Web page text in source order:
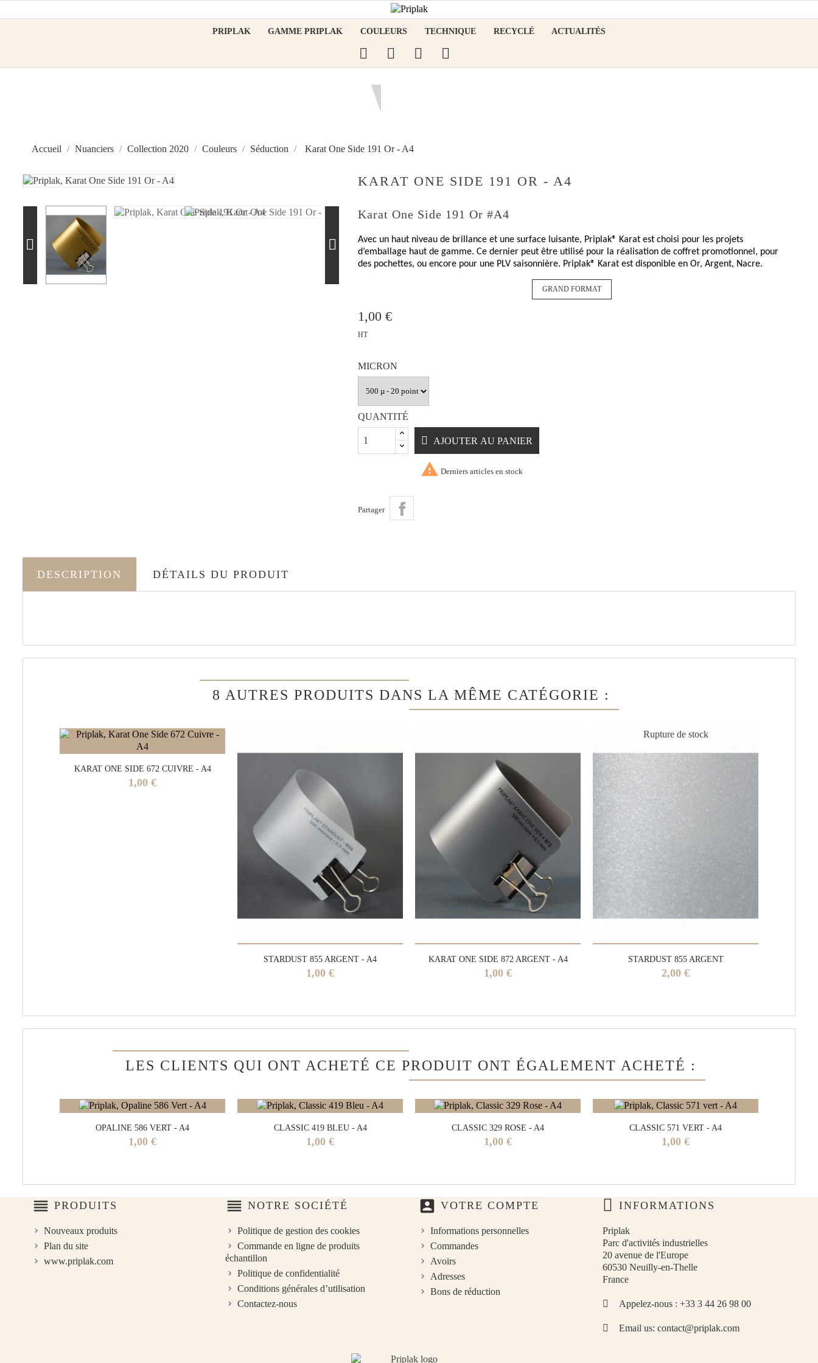
PRIPLAK GAMME PRIPLAK COULEURS TECHNIQUE RECYCLÉ ACTUALITÉS
Accueil Nuanciers Collection 2020 Couleurs Séduction Karat One Side 191 Or - A4
KARAT ONE SIDE 191 OR - A4
Karat One Side 191 Or #A4
Avec un haut niveau de brillance et une surface luisante, Priplak® Karat est choisi pour les projets
d’emballage haut de gamme. Ce dernier peut être utilisé pour la réalisation de coffret promotionnel, pour
des pochettes, ou encore pour une PLV saisonnière. Priplak® Karat est disponible en Or, Argent, Nacre.
GRAND FORMAT
1,00 €
HT
MICRON
QUANTITÉ
AJOUTER AU PANIER
 Derniers articles en stock
Partager
DESCRIPTION DÉTAILS DU PRODUIT
8 AUTRES PRODUITS DANS LA MÊME CATÉGORIE :
KARAT ONE SIDE 672 CUIVRE - A4
Prix
1,00 €
STARDUST 855 ARGENT - A4
Prix
1,00 €
KARAT ONE SIDE 872 ARGENT - A4
Prix
1,00 €
Rupture de stock
STARDUST 855 ARGENT
Prix
2,00 €
LES CLIENTS QUI ONT ACHETÉ CE PRODUIT ONT ÉGALEMENT ACHETÉ :
OPALINE 586 VERT - A4
Prix
1,00 €
CLASSIC 419 BLEU - A4
Prix
1,00 €
CLASSIC 329 ROSE - A4
Prix
1,00 €
CLASSIC 571 VERT - A4
Prix
1,00 €
reorder PRODUITS
Nouveaux produits
Plan du site
www.priplak.com
reorder NOTRE SOCIÉTÉ
Politique de gestion des cookies
Commande en ligne de produits
échantillon
Politique de confidentialité
Conditions générales d’utilisation
Contactez-nous
account_box VOTRE COMPTE
Informations personnelles
Commandes
Avoirs
Adresses
Bons de réduction
INFORMATIONS
Priplak
Parc d'activités industrielles
20 avenue de l'Europe
60530 Neuilly-en-Thelle
France
Appelez-nous : +33 3 44 26 98 00
Email us: contact@priplak.com